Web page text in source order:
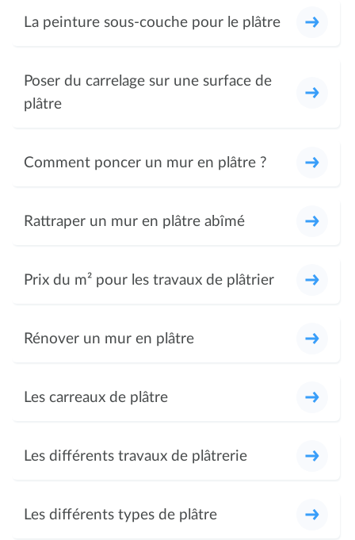
La peinture sous-couche pour le plâtre
Poser du carrelage sur une surface de
plâtre
Comment poncer un mur en plâtre ?
Rattraper un mur en plâtre abîmé
Prix du m² pour les travaux de plâtrier
Rénover un mur en plâtre
Les carreaux de plâtre
Les différents travaux de plâtrerie
Les différents types de plâtre